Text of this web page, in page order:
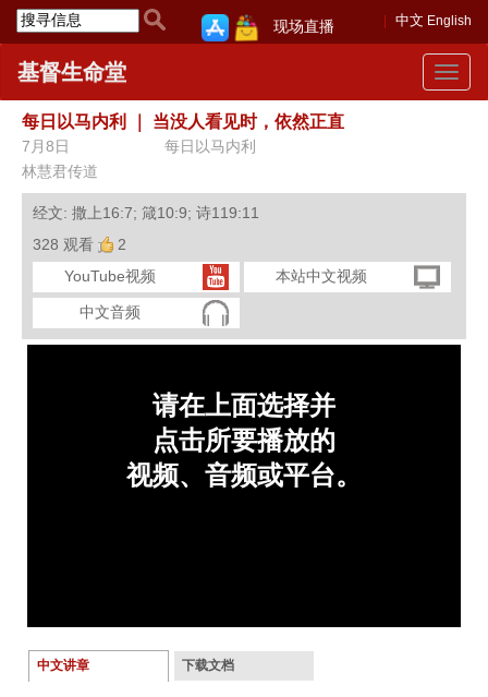
中文 English
现场直播
Toggle
基督生命堂
每日以马内利 当没人看见时，依然正直
7月8日
每日以马内利
林慧君传道
经文: 撒上16:7; 箴10:9; 诗119:11
328 观看
2
YouTube视频
本站中文视频
中文音频
中文讲章 下载文档